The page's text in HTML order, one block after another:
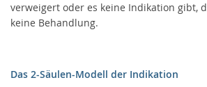
Über uns – SAPV
Palliativversorgung
verweigert oder es keine Indikation gibt,
keine Behandlung.
Das 2-Säulen-Modell der Indikation